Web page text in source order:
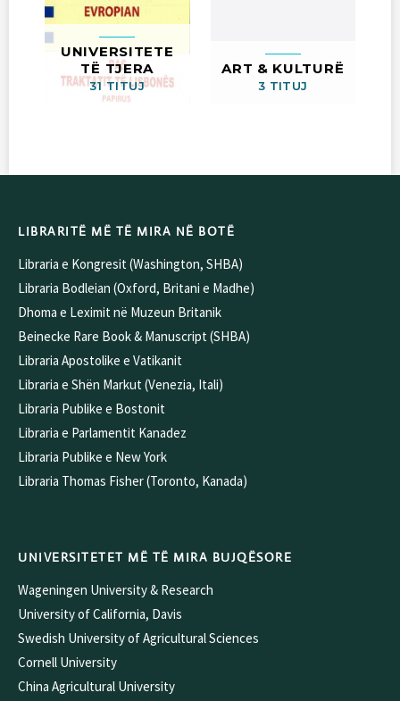
UNIVERSITETE
TË TJERA
31 TITUJ
ART & KULTURË
3 TITUJ
LIBRARITË MË TË MIRA NË BOTË
Libraria e Kongresit (Washington, SHBA)
Libraria Bodleian (Oxford, Britani e Madhe)
Dhoma e Leximit në Muzeun Britanik
Beinecke Rare Book & Manuscript (SHBA)
Libraria Apostolike e Vatikanit
Libraria e Shën Markut (Venezia, Itali)
Libraria Publike e Bostonit
Libraria e Parlamentit Kanadez
Libraria Publike e New York
Libraria Thomas Fisher (Toronto, Kanada)
UNIVERSITETET MË TË MIRA BUJQËSORE
Wageningen University & Research
University of California, Davis
Swedish University of Agricultural Sciences
Cornell University
China Agricultural University